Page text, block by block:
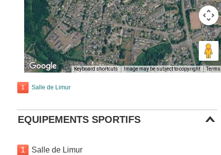
Keyboard shortcuts Image may be subject to copyright Terms
1 Salle de Limur
EQUIPEMENTS SPORTIFS
1 Salle de Limur